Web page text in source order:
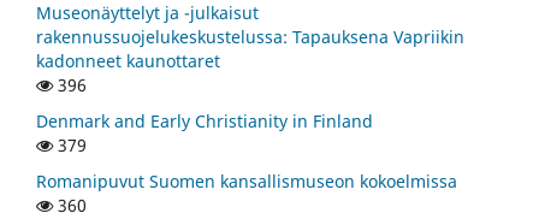
Museonäyttelyt ja -julkaisut
rakennussuojelukeskustelussa: Tapauksena Vapriikin
kadonneet kaunottaret
396
Denmark and Early Christianity in Finland
379
Romanipuvut Suomen kansallismuseon kokoelmissa
360